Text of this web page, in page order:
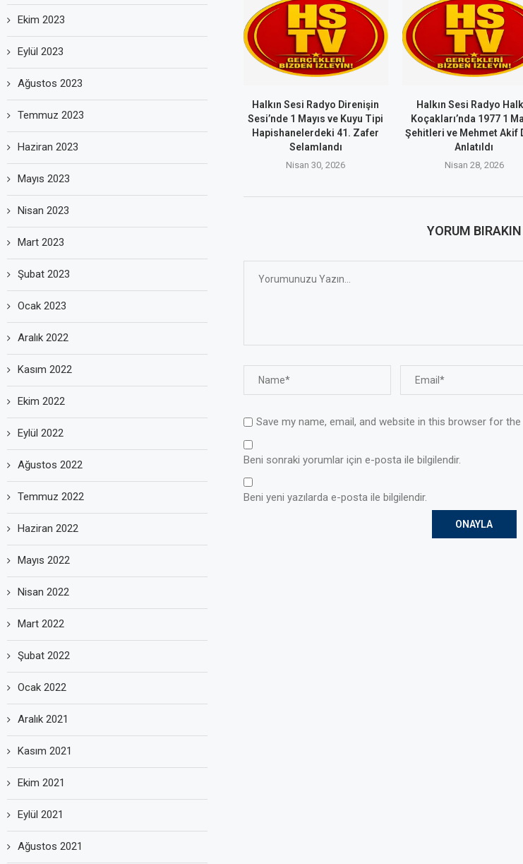
Halkın Sesi Radyo Direnişin
Sesi’nde 1 Mayıs ve Kuyu Tipi
Hapishanelerdeki 41. Zafer
Selamlandı
Nisan 30, 2026
Halkın Sesi Radyo
Koçakları’nda 1977 1
Şehitleri ve Mehmet Akif
Anlatıldı
Nisan 28, 2026
YORUM BIRAKIN
Save my name, email, and website in this browser for
Beni sonraki yorumlar için e-posta ile bilgilendir.
Beni yeni yazılarda e-posta ile bilgilendir.
Ekim 2023
Eylül 2023
Ağustos 2023
Temmuz 2023
Haziran 2023
Mayıs 2023
Nisan 2023
Mart 2023
Şubat 2023
Ocak 2023
Aralık 2022
Kasım 2022
Ekim 2022
Eylül 2022
Ağustos 2022
Temmuz 2022
Haziran 2022
Mayıs 2022
Nisan 2022
Mart 2022
Şubat 2022
Ocak 2022
Aralık 2021
Kasım 2021
Ekim 2021
Eylül 2021
Ağustos 2021